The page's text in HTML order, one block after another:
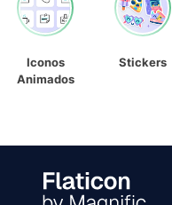
Iconos
Animados
Stickers